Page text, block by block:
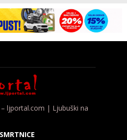
ljportal.com | Ljubuški na